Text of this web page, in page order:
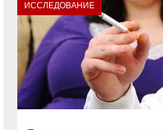
ИССЛЕДОВАНИЕ